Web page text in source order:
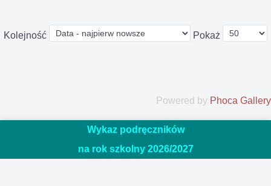
Kolejność Pokaż
Powered by Phoca Gallery
Wykaz podręczników
na rok szkolny 2026/2027